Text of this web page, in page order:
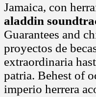
Jamaica, con
aladdin
Guarantees and
proyectos de
extraordinaria
patria. Behest of
imperio herrera